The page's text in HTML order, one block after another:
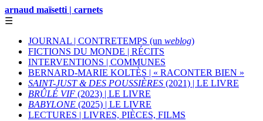
arnaud maïsetti | carnets
☰
JOURNAL | CONTRETEMPS (un weblog)
FICTIONS DU MONDE | RÉCITS
INTERVENTIONS | COMMUNES
BERNARD-MARIE KOLTÈS | « RACONTER BIEN »
SAINT-JUST & DES POUSSIÈRES (2021) | LE LIVRE
BRÛLÉ VIF (2023) | LE LIVRE
BABYLONE (2025) | LE LIVRE
LECTURES | LIVRES, PIÈCES, FILMS